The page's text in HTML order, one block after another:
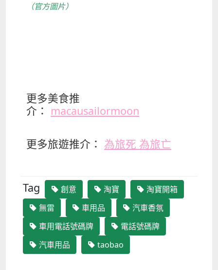
（官方圖片）
更多美食推
介： macausailormoon
更多旅遊推介： 為旅死 為旅亡
Tag 創意 淘寶
淘寶開箱
無雷
車用品
汽車香氛
車用電話號碼牌
電話號碼牌
汽車用品
taobao